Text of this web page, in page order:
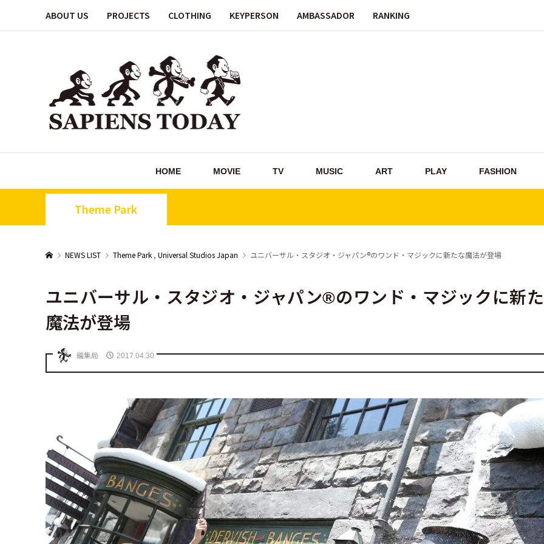
ABOUT US PROJECTS CLOTHING KEYPERSON AMBASSADOR RANKING
HOME MOVIE TV MUSIC ART PLAY FASHION
Theme Park
NEWS LIST Theme Park , Universal Studios Japan ユニバーサル・スタジオ・ジャパン®のワンド・マジックに新たな魔法が登場
ユニバーサル・スタジオ・ジャパン®のワンド・マジックに新
魔法が登場
編集局 2017.04.30